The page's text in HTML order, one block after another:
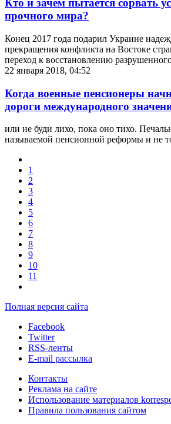
Кто и зачем пытается сорвать
прочного мира?
Конец 2017 года подарил Украине
прекращения конфликта на Востоке
переход к восстановлению
22 января 2018, 04:52
Когда военные пенсионеры
дороги международного
или не буди лихо, пока оно тихо.
называемой пенсионной реформы и не
1
2
3
4
5
6
7
8
9
10
11
Полная версия сайта
Facebook
Twitter
RSS-ленты
E-mail рассылка
Контакты
Реклама на сайте
Использование материалов
Правила пользования сайтом